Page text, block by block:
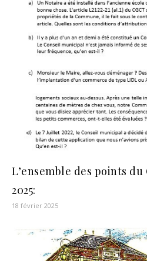
L’ensemble des points
2025:
18 février 2025